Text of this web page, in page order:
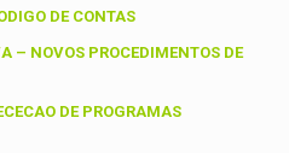
DE CONTAS
– NOVOS PROCEDIMENTOS DE
DE PROGRAMAS